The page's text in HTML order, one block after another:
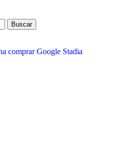
Buscar
comprar Google Stadia